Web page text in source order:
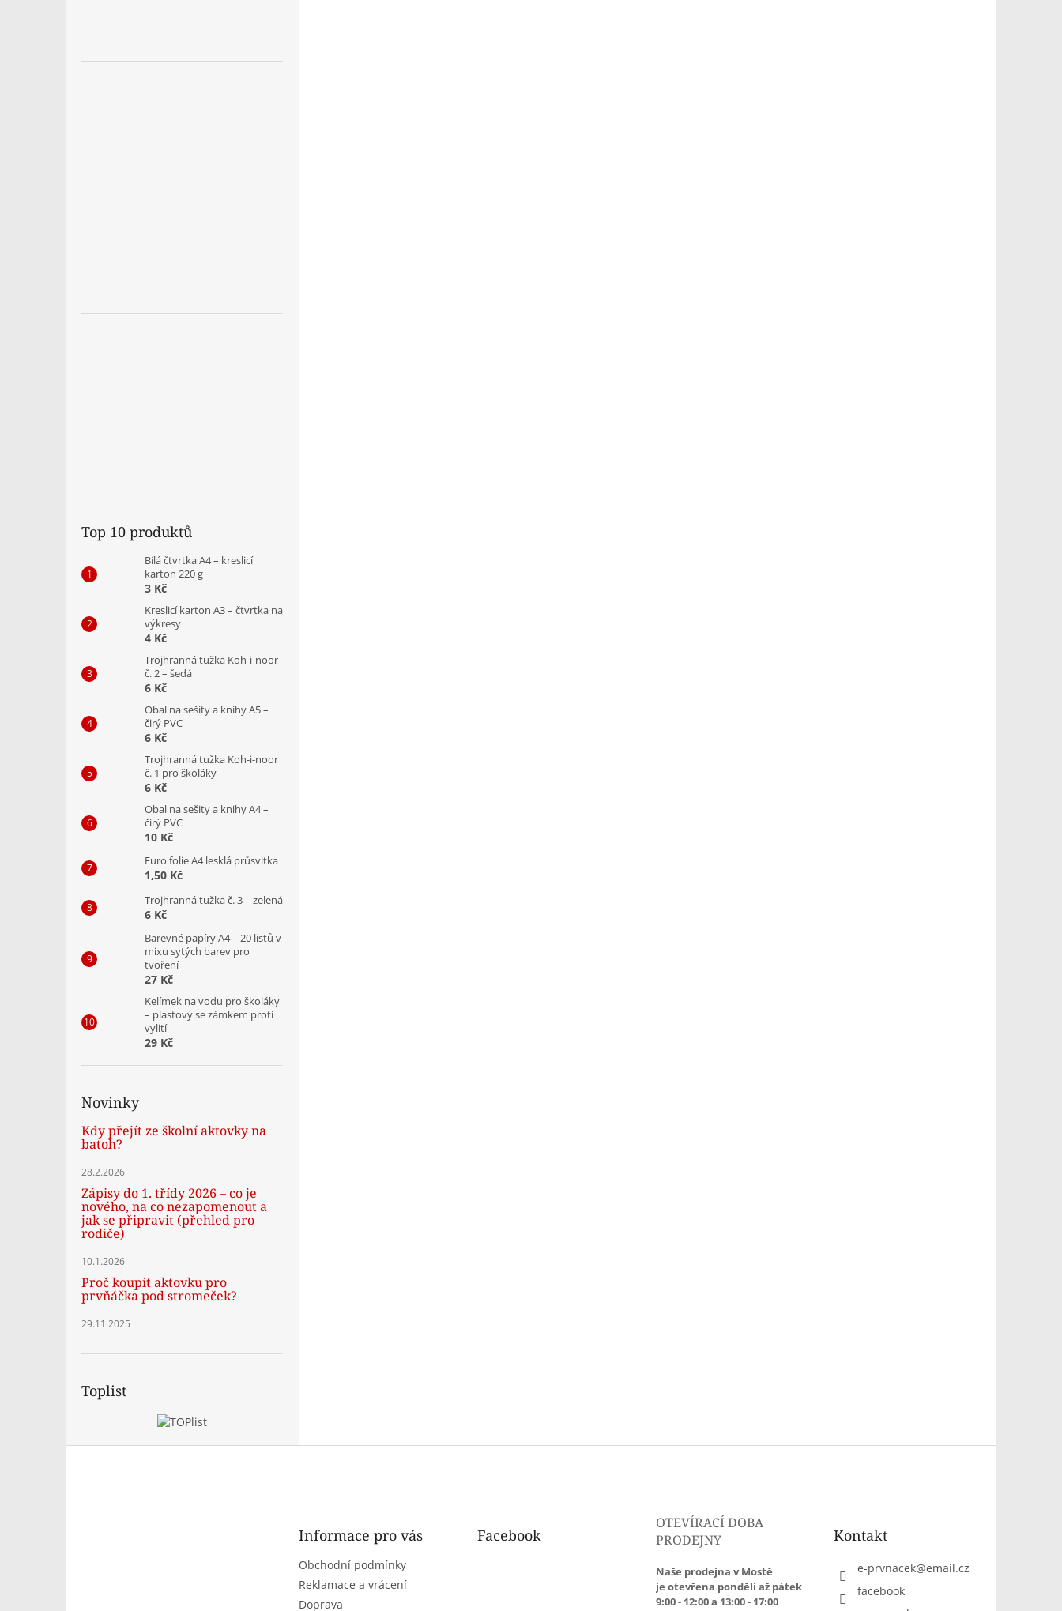
Top 10 produktů
Bílá čtvrtka A4 – kreslicí
karton 220 g
3 Kč
Kreslicí karton A3 – čtvrtka na
výkresy
4 Kč
Trojhranná tužka Koh-i-noor
č. 2 – šedá
6 Kč
Obal na sešity a knihy A5 –
čirý PVC
6 Kč
Trojhranná tužka Koh-i-noor
č. 1 pro školáky
6 Kč
Obal na sešity a knihy A4 –
čirý PVC
10 Kč
Euro folie A4 lesklá průsvitka
1,50 Kč
Trojhranná tužka č. 3 – zelená
6 Kč
Barevné papíry A4 – 20 listů v
mixu sytých barev pro
tvoření
27 Kč
Kelímek na vodu pro školáky
– plastový se zámkem proti
vylití
29 Kč
Novinky
Kdy přejít ze školní aktovky na
batoh?
28.2.2026
Zápisy do 1. třídy 2026 – co je
nového, na co nezapomenout a
jak se připravit (přehled pro
rodiče)
10.1.2026
Proč koupit aktovku pro
prvňáčka pod stromeček?
29.11.2025
Toplist
Informace pro vás
Obchodní podmínky
Reklamace a vrácení
Doprava
Facebook
OTEVÍRACÍ DOBA
PRODEJNY
Naše prodejna v Mostě
je otevřena pondělí až pátek
9:00 - 12:00 a 13:00 - 17:00
Kontakt
e-prvnacek@email.cz
facebook